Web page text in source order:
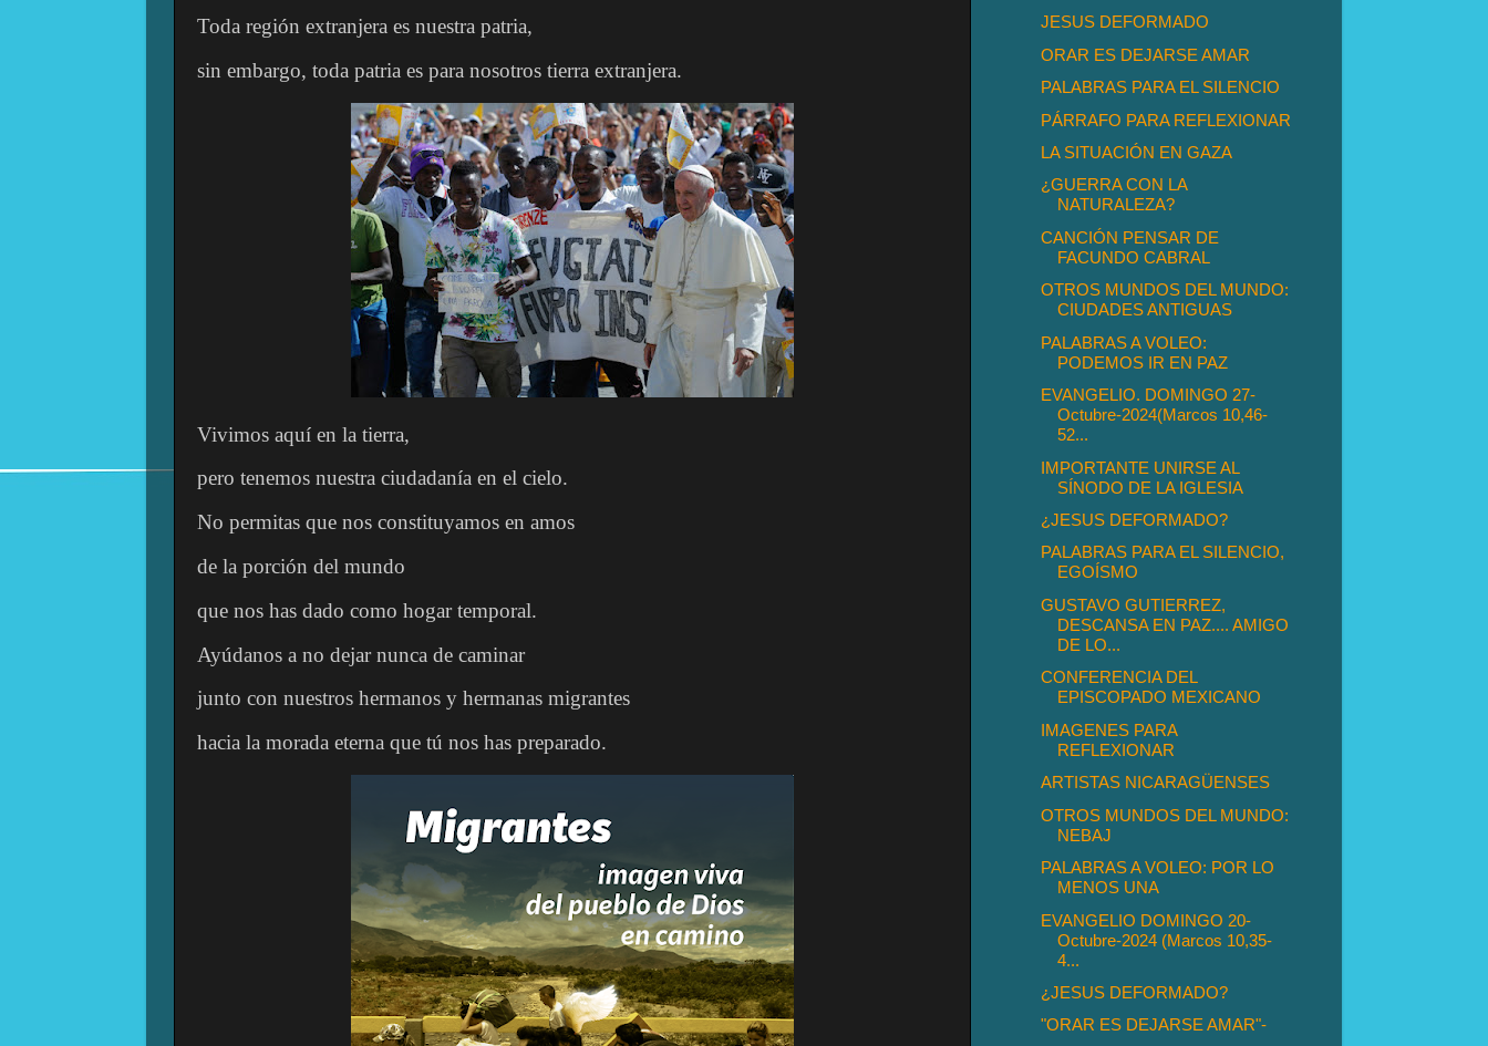
Toda región extranjera es nuestra patria,
sin embargo, toda patria es para nosotros tierra extranjera.
Vivimos aquí en la tierra,
pero tenemos nuestra ciudadanía en el cielo.
No permitas que nos constituyamos en amos
de la porción del mundo
que nos has dado como hogar temporal.
Ayúdanos a no dejar nunca de caminar
junto con nuestros hermanos y hermanas migrantes
hacia la morada eterna que tú nos has preparado.
JESUS DEFORMADO
ORAR ES DEJARSE AMAR
PALABRAS PARA EL SILENCIO
PÁRRAFO PARA REFLEXIONAR
LA SITUACIÓN EN GAZA
¿GUERRA CON LA
NATURALEZA?
CANCIÓN PENSAR DE
FACUNDO CABRAL
OTROS MUNDOS DEL MUNDO:
CIUDADES ANTIGUAS
PALABRAS A VOLEO:
PODEMOS IR EN PAZ
EVANGELIO. DOMINGO 27-
Octubre-2024(Marcos 10,46-
52...
IMPORTANTE UNIRSE AL
SÍNODO DE LA IGLESIA
¿JESUS DEFORMADO?
PALABRAS PARA EL SILENCIO,
EGOÍSMO
GUSTAVO GUTIERREZ,
DESCANSA EN PAZ.... AMIGO
DE LO...
CONFERENCIA DEL
EPISCOPADO MEXICANO
IMAGENES PARA
REFLEXIONAR
ARTISTAS NICARAGÜENSES
OTROS MUNDOS DEL MUNDO:
NEBAJ
PALABRAS A VOLEO: POR LO
MENOS UNA
EVANGELIO DOMINGO 20-
Octubre-2024 (Marcos 10,35-
4...
¿JESUS DEFORMADO?
"ORAR ES DEJARSE AMAR"-